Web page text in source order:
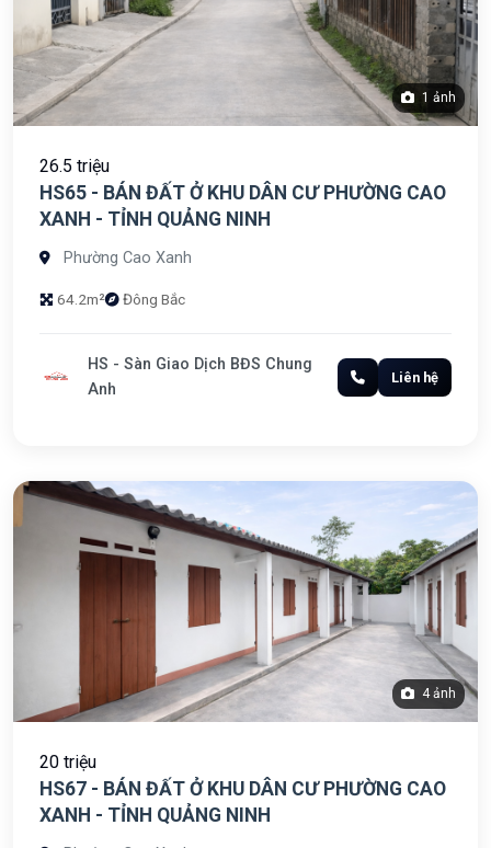
1 ảnh
26.5 triệu
HS65 - BÁN ĐẤT Ở KHU DÂN CƯ PHƯỜNG CAO
XANH - TỈNH QUẢNG NINH
Phường Cao Xanh
64.2m² Đông Bắc
HS - Sàn Giao Dịch BĐS Chung
Anh
Liên hệ
4 ảnh
20 triệu
HS67 - BÁN ĐẤT Ở KHU DÂN CƯ PHƯỜNG CAO
XANH - TỈNH QUẢNG NINH